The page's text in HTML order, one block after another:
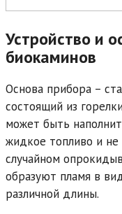
Устройство и
биокаминов
Основа прибора –
состоящий из
может быть
жидкое топливо и не
случайном
образуют пламя в
различной длины.